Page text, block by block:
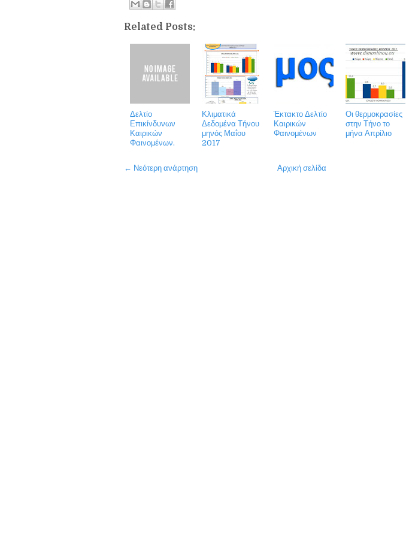
Related Posts:
Δελτίο
Επικίνδυνων
Καιρικών
Φαινομένων.
Κλιματικά
Δεδομένα Τήνου
μηνός Μαΐου
2017
Έκτακτο Δελτίο
Καιρικών
Φαινομένων
Οι θερμοκρασίες
στην Τήνο το
μήνα Απρίλιο
← Νεότερη ανάρτηση Αρχική σελίδα